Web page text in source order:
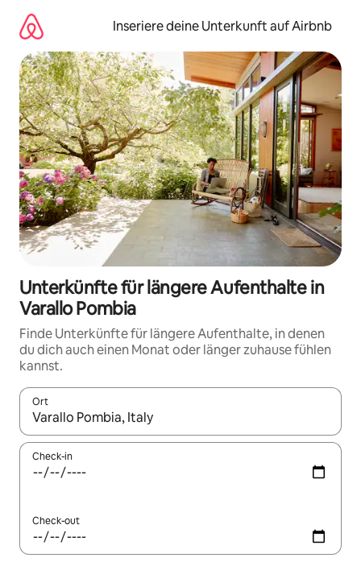
Inhalten
springen
Inseriere deine Unterkunft auf Airbnb
Unterkünfte für längere Aufenthalte in
Varallo Pombia
Finde Unterkünfte für längere Aufenthalte, in denen
du dich auch einen Monat oder länger zuhause fühlen
kannst.
Ort
Wenn Ergebnisse verfügbar sind, navigiere mit den
Check-in
Check-out